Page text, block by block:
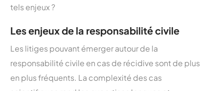
tels enjeux ?
Les enjeux de la responsabilité civile
Les litiges pouvant émerger autour de la
responsabilité civile en cas de récidive sont de plus
en plus fréquents. La complexité des cas